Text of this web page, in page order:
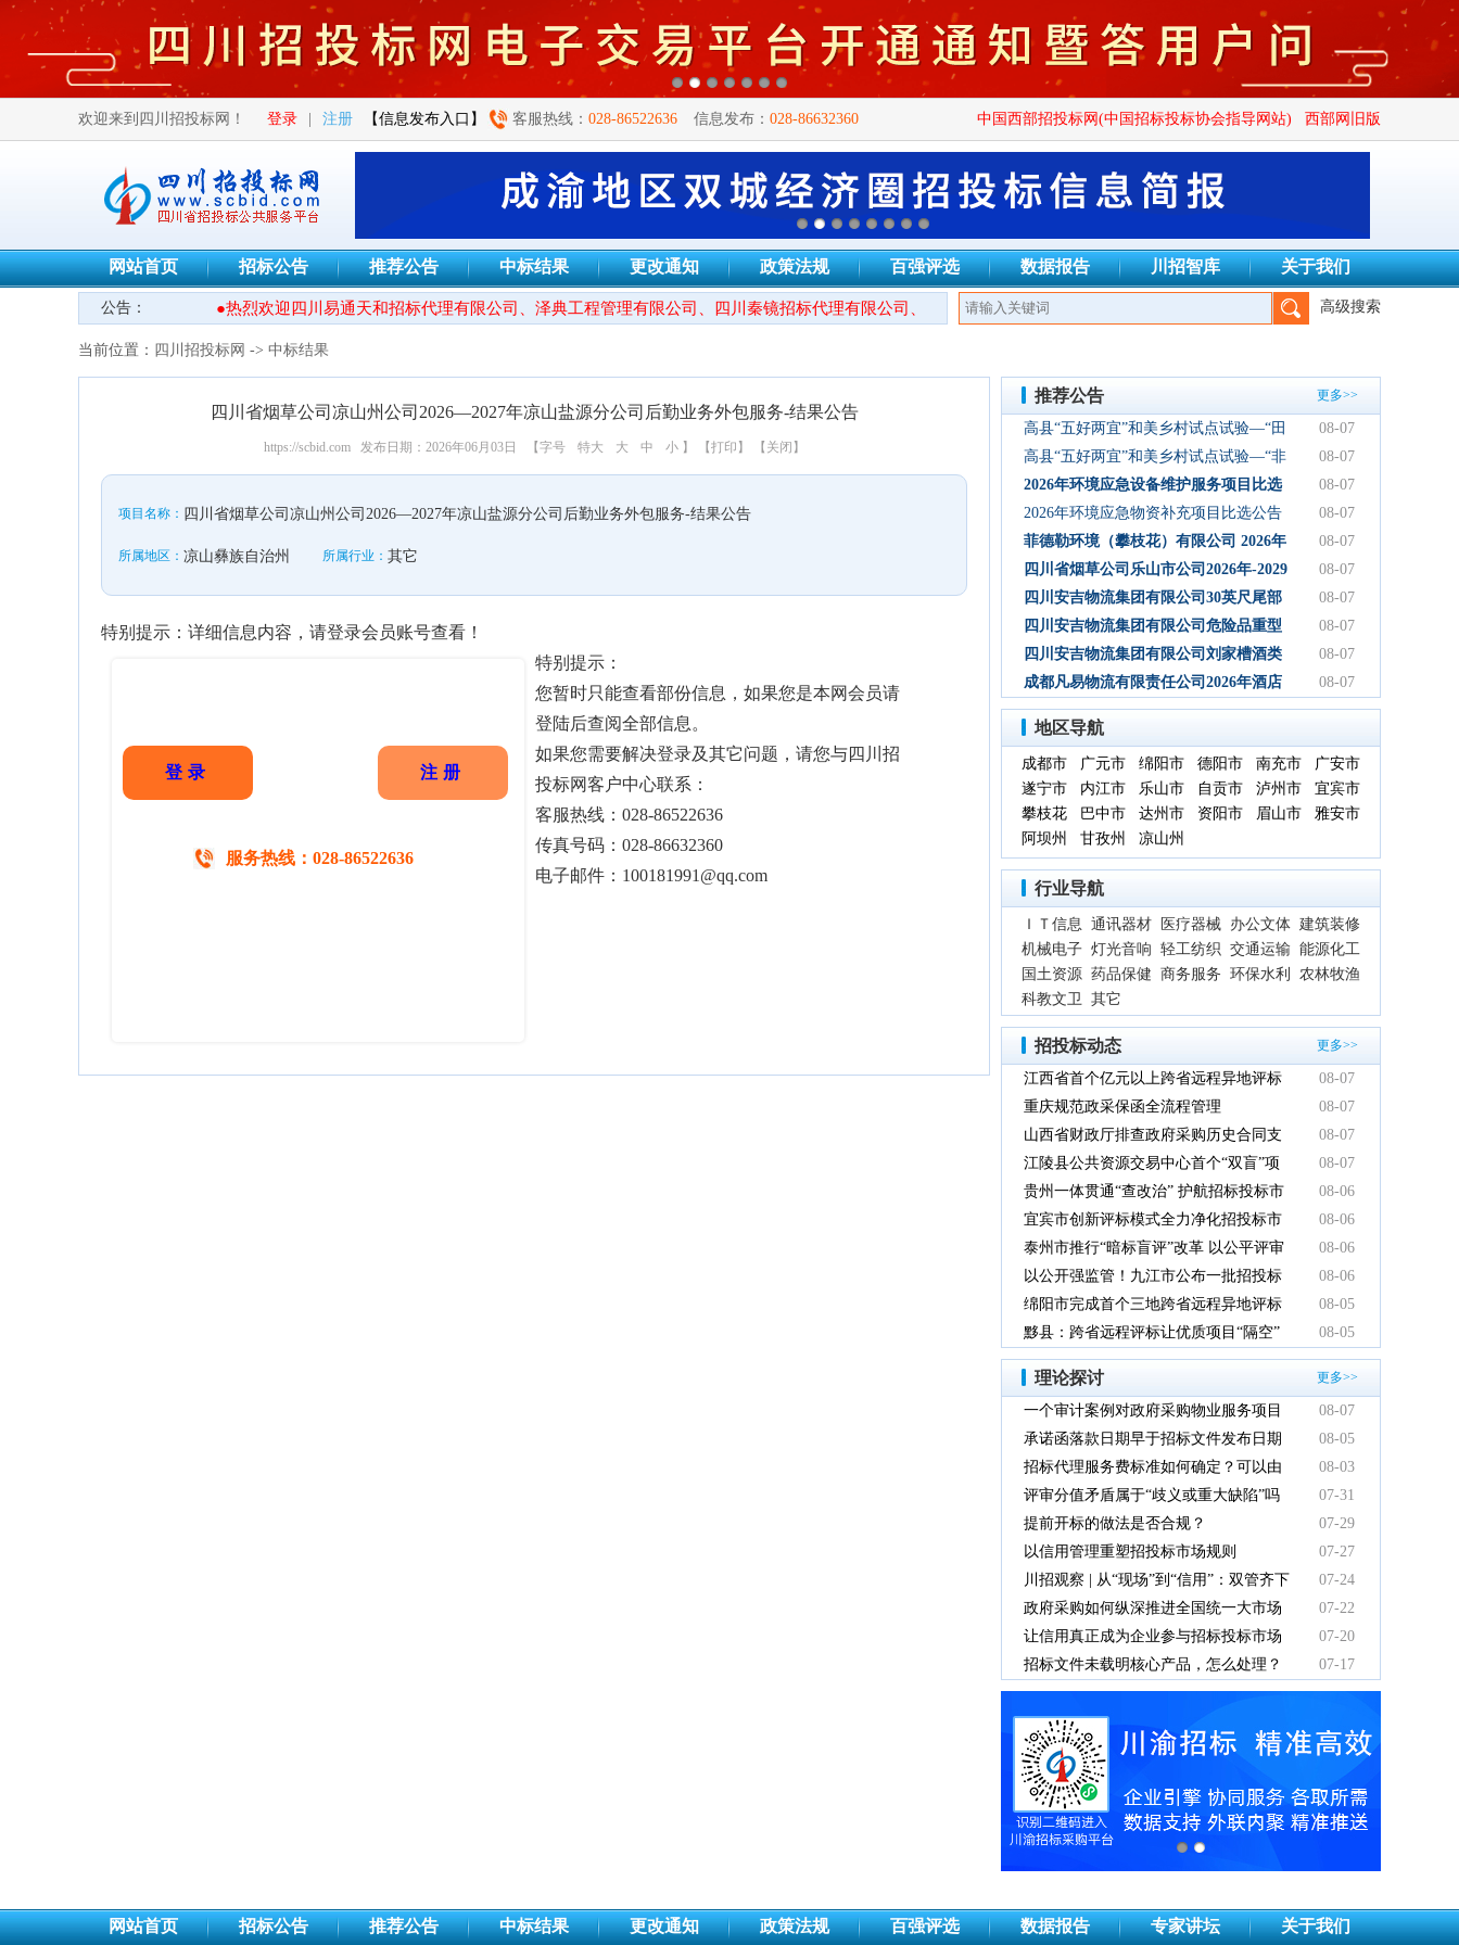
欢迎来到四川招投标网！ 登录 注册 【信息发布入口】 客服热线： 028-86522636 信息发布： 028-86632360 中国西部招投标网(中国招标投标协会指导网站) 西部网旧版
网站首页 招标公告 推荐公告 中标结果 更改通知 政策法规 百强评选 数据报告 川招智库 关于我们
公告： ●热烈欢迎四川易通天和招标代理有限公司、泽典工程管理有限公司、四川秦镜招标代理有限公司、成都万安建设项目管理有限公司、四川广群工程项目管理有限公司、四
高级搜索
当前位置： 四川招投标网 -> 中标结果
四川省烟草公司凉山州公司2026—2027年凉山盐源分公司后勤业务外包服务-结果公告
https://scbid.com 发布日期：2026年06月03日 【字号 特大 大 中 小】 【打印】 【关闭】
项目名称： 四川省烟草公司凉山州公司2026—2027年凉山盐源分公司后勤业务外包服务-结果公告
所属地区： 凉山彝族自治州 所属行业： 其它
特别提示：详细信息内容，请登录会员账号查看！
登录 注册
服务热线：028-86522636
特别提示：
您暂时只能查看部份信息，如果您是本网会员请
登陆后查阅全部信息。
如果您需要解决登录及其它问题，请您与四川招
投标网客户中心联系：
客服热线：028-86522636
传真号码：028-86632360
电子邮件：100181991@qq.com
推荐公告 更多>>
高县“五好两宜”和美乡村试点试验—“田
园逸趣•农耕研学”农文旅融合新场景项
目初步设计服务结果公告
08-07
高县“五好两宜”和美乡村试点试验—“非
遗传承·研学体验”文化产业园建设项目
初步设计服务结果公告
08-07
2026年环境应急设备维护服务项目比选
公告
08-07
2026年环境应急物资补充项目比选公告
08-07
菲德勒环境（攀枝花）有限公司 2026年
第三季度第二次碳酸钠 招标公告（第二
次）
08-07
四川省烟草公司乐山市公司2026年-2029
年乐山物流中心卷烟装卸分拣服务中标
候选人公示
08-07
四川安吉物流集团有限公司30英尺尾部
自卸式集装箱采购项目成交候选人公示
08-07
四川安吉物流集团有限公司危险品重型
罐式半挂车项目成交候选人公示
08-07
四川安吉物流集团有限公司刘家槽酒类
绿色智慧物流园职业病危害预评价服务
（二次）成交候选人公示
08-07
成都凡易物流有限责任公司2026年酒店
空调采购及安装项目（第三次）评审结
果公示
08-07
地区导航
成都市 广元市 绵阳市 德阳市 南充市
广安市
遂宁市
内江市 乐山市 自贡市 泸州市
宜宾市
攀枝花
巴中市 达州市 资阳市 眉山市
雅安市
阿坝州
甘孜州 凉山州
行业导航
ＩＴ信息 通讯器材 医疗器械 办公文体 建筑装修
机械电子 灯光音响 轻工纺织 交通运输 能源化工
国土资源 药品保健 商务服务 环保水利
农林牧渔
科教文卫 其它
招投标动态 更多>>
江西省首个亿元以上跨省远程异地评标
项目在鹰潭市完成
08-07
重庆规范政采保函全流程管理
08-07
山西省财政厅排查政府采购历史合同支
付情况
08-07
江陵县公共资源交易中心首个“双盲”项
目顺利完成
08-07
贵州一体贯通“查改治” 护航招标投标市
场规范健康发展
08-06
宜宾市创新评标模式全力净化招投标市
场环境
08-06
泰州市推行“暗标盲评”改革 以公平评审
推动政府采购提质增效
08-06
以公开强监管！九江市公布一批招投标
领域系统整治典型案例
08-06
绵阳市完成首个三地跨省远程异地评标
项目
08-05
黟县：跨省远程评标让优质项目“隔空”
落地
08-05
理论探讨 更多>>
一个审计案例对政府采购物业服务项目
的警示
08-07
承诺函落款日期早于招标文件发布日期
有效吗
08-05
招标代理服务费标准如何确定？可以由
中标人支付吗？
08-03
评审分值矛盾属于“歧义或重大缺陷”吗
07-31
提前开标的做法是否合规？
07-29
以信用管理重塑招投标市场规则
07-27
川招观察 | 从“现场”到“信用”：双管齐下
重塑招投标新秩序
07-24
政府采购如何纵深推进全国统一大市场
建设
07-22
让信用真正成为企业参与招标投标市场
竞争的“通行证”
07-20
招标文件未载明核心产品，怎么处理？
07-17
网站首页 招标公告 推荐公告 中标结果 更改通知 政策法规 百强评选 数据报告 专家讲坛 关于我们